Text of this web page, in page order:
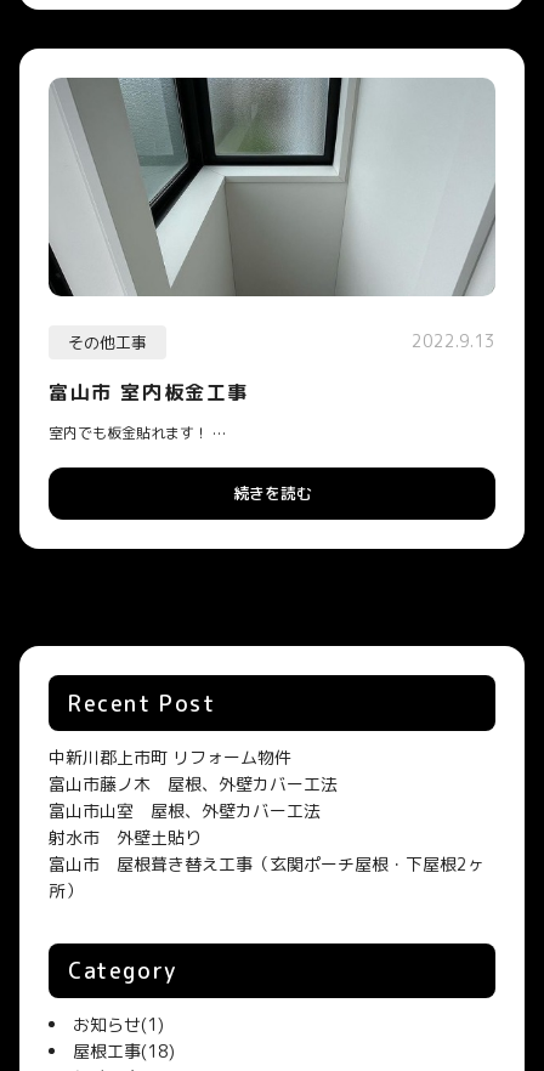
その他工事 2022.9.13
富山市 室内板金工事
室内でも板金貼れます！ …
続きを読む
Recent Post
中新川郡上市町 リフォーム物件
富山市藤ノ木 屋根、外壁カバー工法
富山市山室 屋根、外壁カバー工法
射水市 外壁土貼り
富山市 屋根葺き替え工事（玄関ポーチ屋根・下屋根2ヶ
所）
Category
お知らせ(1)
屋根工事(18)